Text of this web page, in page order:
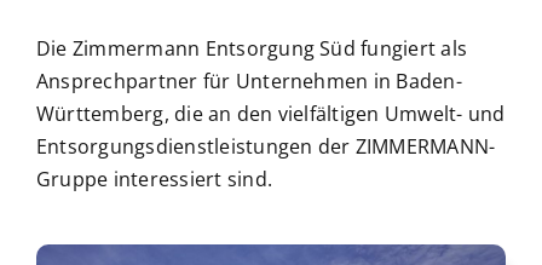
Die Zimmermann Entsorgung Süd fungiert als
Ansprechpartner für Unternehmen in Baden-
Württemberg, die an den vielfältigen Umwelt- und
Entsorgungsdienstleistungen der ZIMMERMANN-
Gruppe interessiert sind.